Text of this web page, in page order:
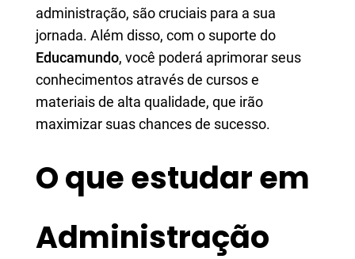
administração, são cruciais para a sua
jornada. Além disso, com o suporte do
Educamundo, você poderá aprimorar seus
conhecimentos através de cursos e
materiais de alta qualidade, que irão
maximizar suas chances de sucesso.
O que estudar em
Administração